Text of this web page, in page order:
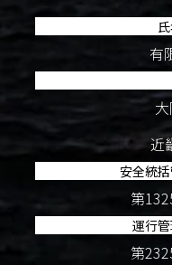
有
近
安全統
第
運行
第